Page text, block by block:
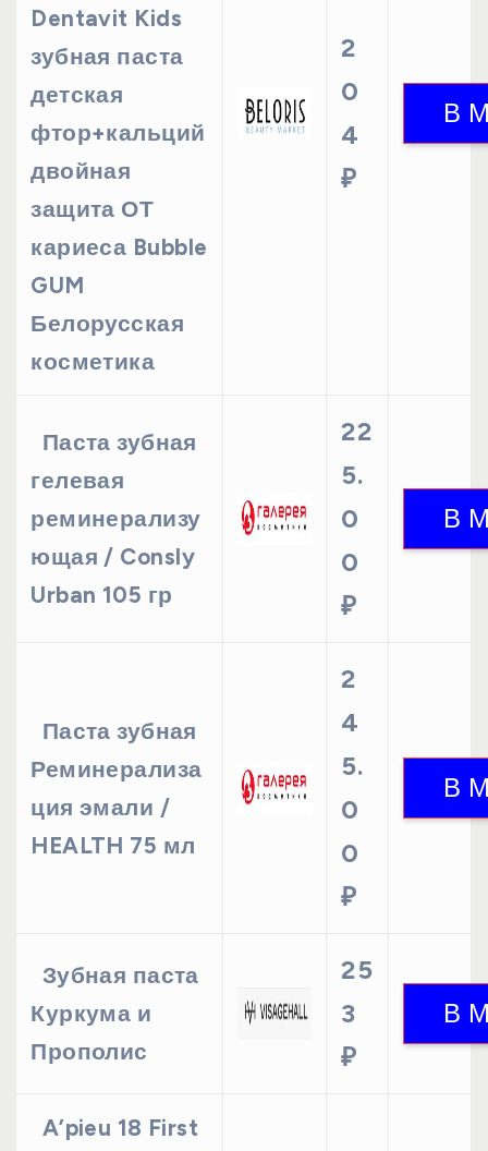
Dentavit Kids
зубная паста
детская
фтор+кальций
двойная
защита ОТ
кариеса Bubble
GUM
Белорусская
косметика
2
0
4
₽
Паста зубная
гелевая
реминерализу
ющая / Consly
Urban 105 гр
22
5.
0
0
₽
Паста зубная
Реминерализа
ция эмали /
HEALTH 75 мл
2
4
5.
0
0
₽
Зубная паста
Куркума и
Прополис
25
3
₽
A’pieu 18 First